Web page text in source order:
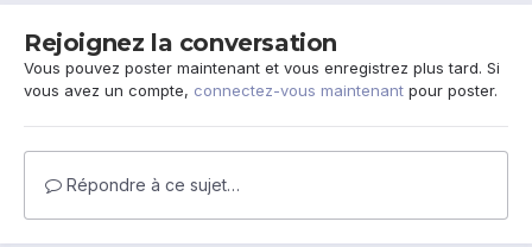
Rejoignez la conversation
Vous pouvez poster maintenant et vous enregistrez plus tard. Si
vous avez un compte, connectez-vous maintenant pour poster.
Répondre à ce sujet…